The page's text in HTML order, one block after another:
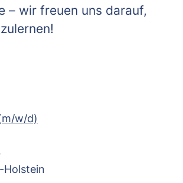
– wir freuen uns darauf,
w/d)
Holstein